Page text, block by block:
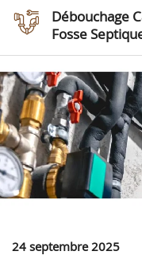
Débouchage
Fosse
24 septembre 2025